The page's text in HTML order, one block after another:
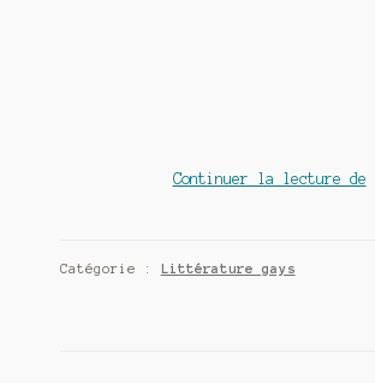
Continuer la lecture deBi
Catégorie : Littérature gays